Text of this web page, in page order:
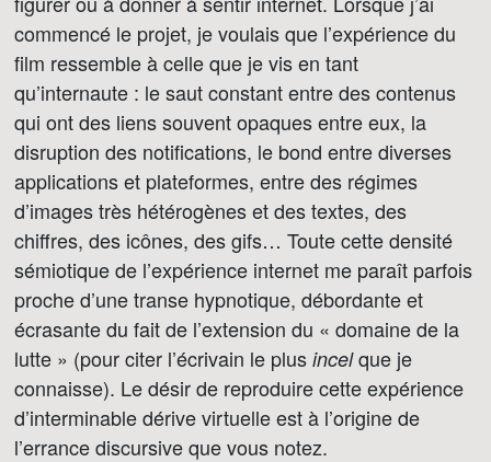
commencé le projet, je voulais que l’expérience du
film ressemble à celle que je vis en tant
qu’internaute : le saut constant entre des contenus
qui ont des liens souvent opaques entre eux, la
disruption des notifications, le bond entre diverses
applications et plateformes, entre des régimes
d’images très hétérogènes et des textes, des
chiffres, des icônes, des gifs… Toute cette densité
sémiotique de l’expérience internet me paraît parfois
proche d’une transe hypnotique, débordante et
écrasante du fait de l’extension du « domaine de la
lutte » (pour citer l’écrivain le plus incelque je
connaisse). Le désir de reproduire cette expérience
d’interminable dérive virtuelle est à l’origine de
l’errance discursive que vous notez.